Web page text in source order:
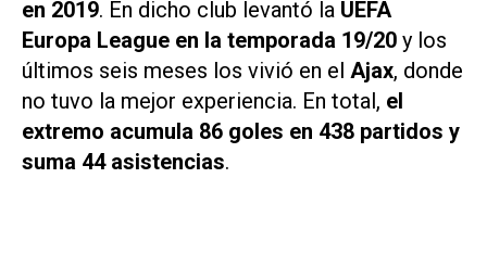
en 2019. En dicho club levantó la UEFA
Europa League en la temporada 19/20 y los
últimos seis meses los vivió en el Ajax, donde
no tuvo la mejor experiencia. En total, el
extremo acumula 86 goles en 438 partidos y
suma 44 asistencias.